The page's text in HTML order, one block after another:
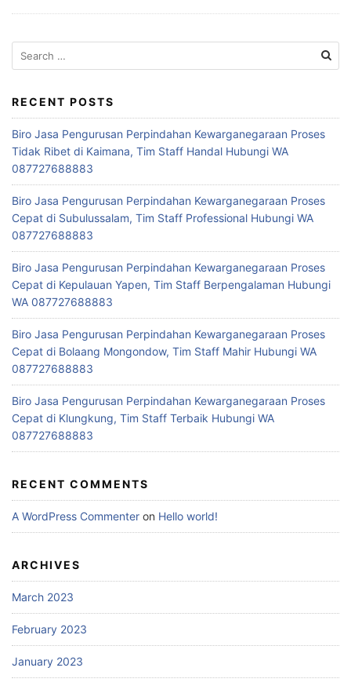
Search
for:
RECENT POSTS
Biro Jasa Pengurusan Perpindahan Kewarganegaraan Proses
Tidak Ribet di Kaimana, Tim Staff Handal Hubungi WA
087727688883
Biro Jasa Pengurusan Perpindahan Kewarganegaraan Proses
Cepat di Subulussalam, Tim Staff Professional Hubungi WA
087727688883
Biro Jasa Pengurusan Perpindahan Kewarganegaraan Proses
Cepat di Kepulauan Yapen, Tim Staff Berpengalaman Hubungi
WA 087727688883
Biro Jasa Pengurusan Perpindahan Kewarganegaraan Proses
Cepat di Bolaang Mongondow, Tim Staff Mahir Hubungi WA
087727688883
Biro Jasa Pengurusan Perpindahan Kewarganegaraan Proses
Cepat di Klungkung, Tim Staff Terbaik Hubungi WA
087727688883
RECENT COMMENTS
A WordPress Commenter on Hello world!
ARCHIVES
March 2023
February 2023
January 2023